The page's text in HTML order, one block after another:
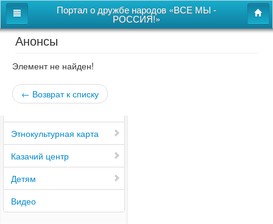
Портал о дружбе народов «ВСЕ МЫ -
РОССИЯ!»
Главная
Дом дружбы народов
Новости
Этнокультурная карта
Казачий центр
Детям
Видео
Анонсы
Элемент не найден!
← Возврат к списку